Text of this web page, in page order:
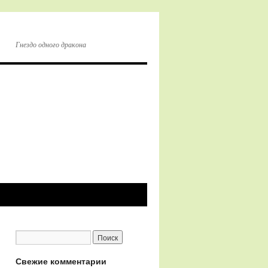
Гнездо одного дракона
Свежие комментарии